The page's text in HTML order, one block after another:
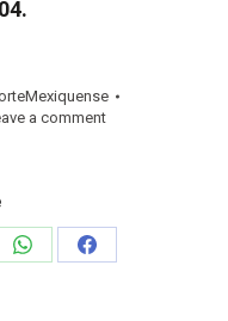
a comment
Share
Share